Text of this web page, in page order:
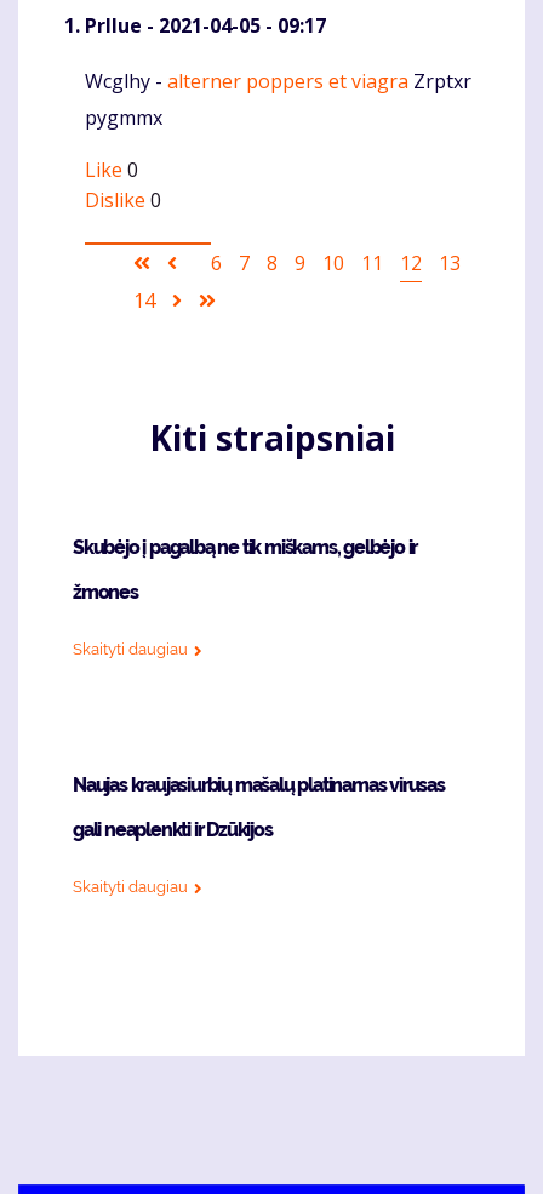
Prllue - 2021-04-05 - 09:17
Komentaras
Wcglhy - alterner poppers et viagra Zrptxr
pygmmx
Like 0
Dislike 0
Pagination
First
page
Ankstesnis
puslapis
Puslapis
6 Puslapis
7 Puslapis
8 Puslapis
9 Puslapis
10 Puslapis
11
Current
12 Puslapis
13
Puslapis
14
Sekantis
Kiti straipsniai
Skubėjo į pagalbą ne tik miškams, gelbėjo ir
žmones
Skaityti daugiau
Naujas kraujasiurbių mašalų platinamas virusas
gali neaplenkti ir Dzūkijos
Skaityti daugiau